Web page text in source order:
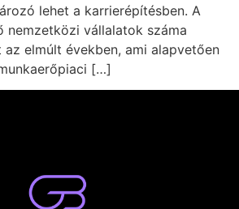
lehet a karrierépítésben. A
nemzetközi vállalatok száma
elmúlt években, ami alapvetően
[…]